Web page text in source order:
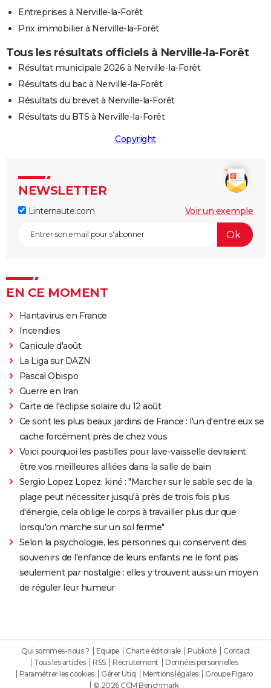
Entreprises à Nerville-la-Forêt
Prix immobilier à Nerville-la-Forêt
Tous les résultats officiels à Nerville-la-Forêt
Résultat municipale 2026 à Nerville-la-Forêt
Résultats du bac à Nerville-la-Forêt
Résultats du brevet à Nerville-la-Forêt
Résultats du BTS à Nerville-la-Forêt
Copyright
NEWSLETTER
Linternaute.com Voir un exemple
EN CE MOMENT
Hantavirus en France
Incendies
Canicule d'août
La Liga sur DAZN
Pascal Obispo
Guerre en Iran
Carte de l'éclipse solaire du 12 août
Ce sont les plus beaux jardins de France : l'un d'entre eux se
cache forcément près de chez vous
Voici pourquoi les pastilles pour lave-vaisselle devraient
être vos meilleures alliées dans la salle de bain
Sergio Lopez Lopez, kiné : "Marcher sur le sable sec de la
plage peut nécessiter jusqu'à près de trois fois plus
d'énergie, cela oblige le corps à travailler plus dur que
lorsqu'on marche sur un sol ferme"
Selon la psychologie, les personnes qui conservent des
souvenirs de l'enfance de leurs enfants ne le font pas
seulement par nostalgie : elles y trouvent aussi un moyen
de réguler leur humeur
Qui sommes-nous ? Equipe Charte éditoriale Publicité
Contact
Tous les articles
RSS Recrutement
Données personnelles
Paramétrer les cookies
Gérer Utiq Mentions légales
Groupe Figaro
© 2026 CCM Benchmark